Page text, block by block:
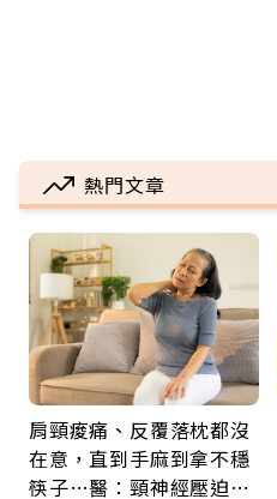
熱門文章
肩頸痠痛、反覆落枕都沒
在意，直到手麻到拿不穩
筷子…醫：頸神經壓迫上